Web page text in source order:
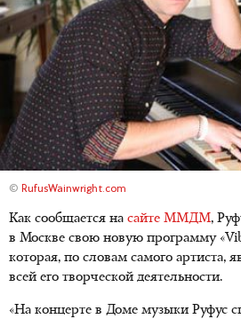
© RufusWainwright.com
Как сообщается на сайте ММДМ,
в Москве свою новую программу
которая, по словам самого артиста,
всей его творческой деятельности.
«На концерте в Доме музыки Руфус